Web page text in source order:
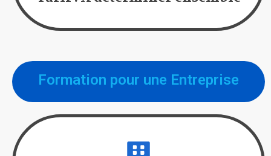
Formation pour une Entreprise